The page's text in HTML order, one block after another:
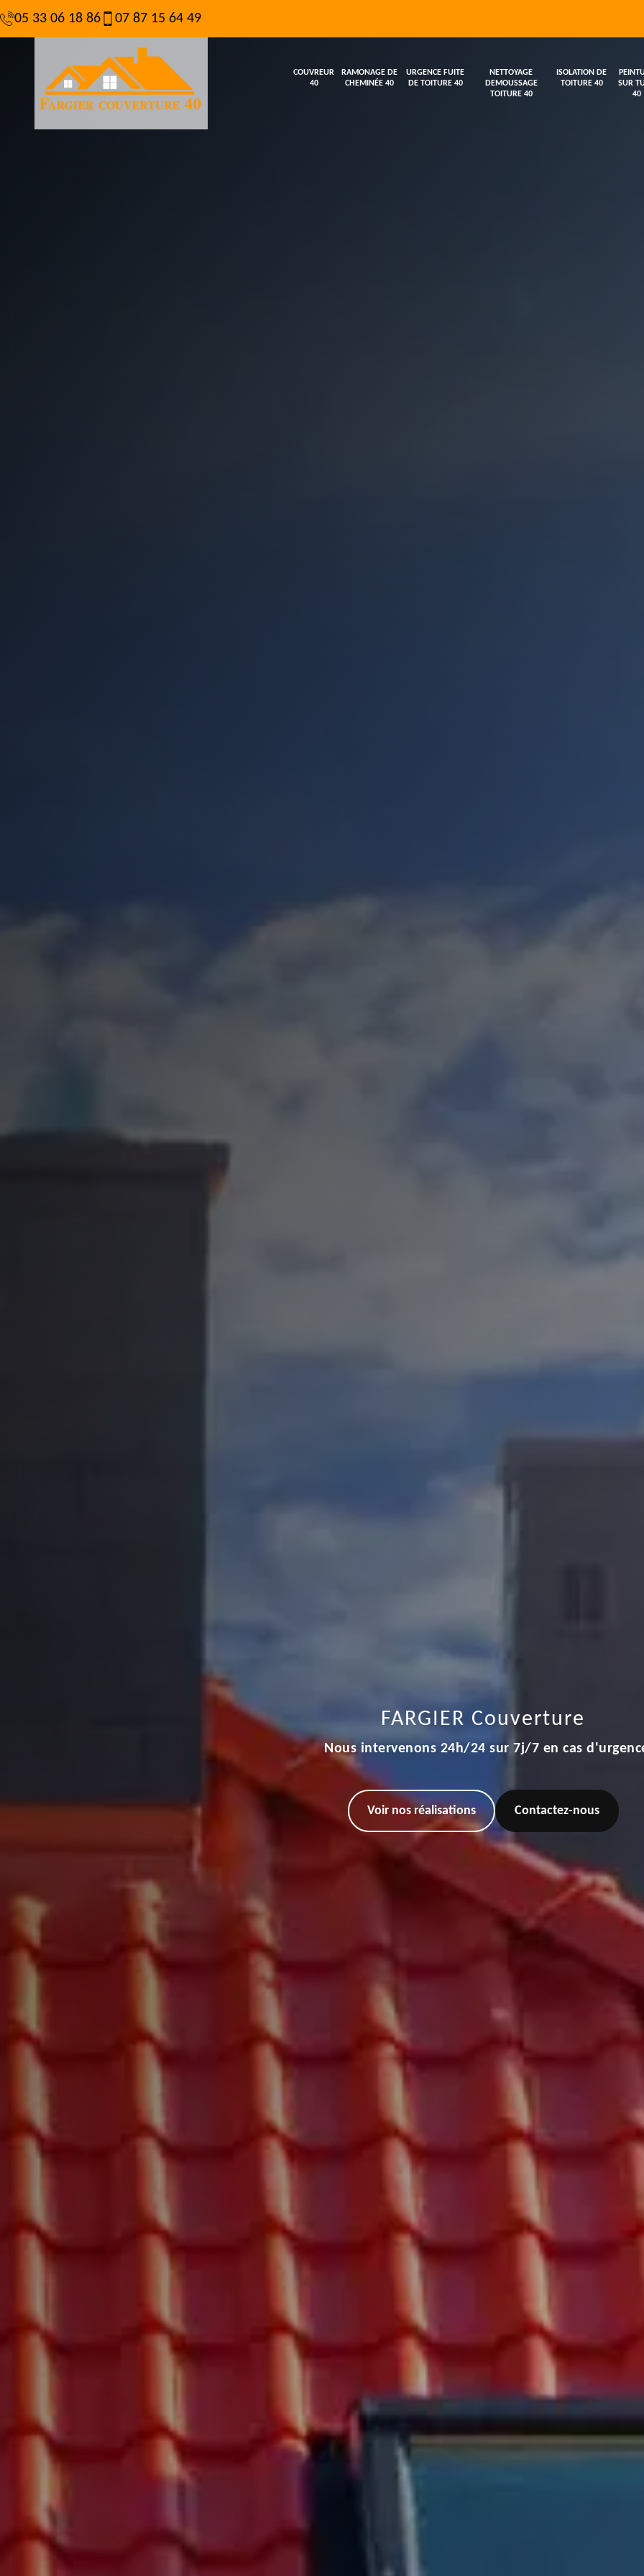
05 33 06 18 86 07 87 15 64 49
COUVREUR
40
RAMONAGE DE
CHEMINÉE 40
URGENCE FUITE
DE TOITURE 40
NETTOYAGE
DEMOUSSAGE
TOITURE 40
ISOLATION DE
TOITURE 40
SUR
40
FARGIER Couverture
Nous intervenons 24h/24 sur 7j/7 en cas
Voir nos réalisations Contactez-nous